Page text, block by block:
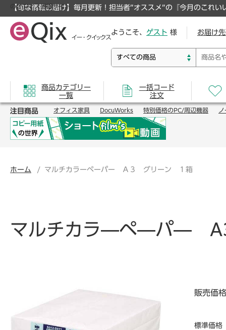
【旬な情報お届け】毎月更新！担当者”オススメ”の『今月のこれい
のオフィス通販サイト
ようこそ、 ゲスト 様 お届け
商品カテゴリー
一覧
一括コード
注文
注目商品 オフィス家具 DocuWorks 特別価格のPC/周辺機器 ノ
ホーム マルチカラーペーパー Ａ３ グリーン １箱
マルチカラ―ペ―パ―
販売価格
標準価格